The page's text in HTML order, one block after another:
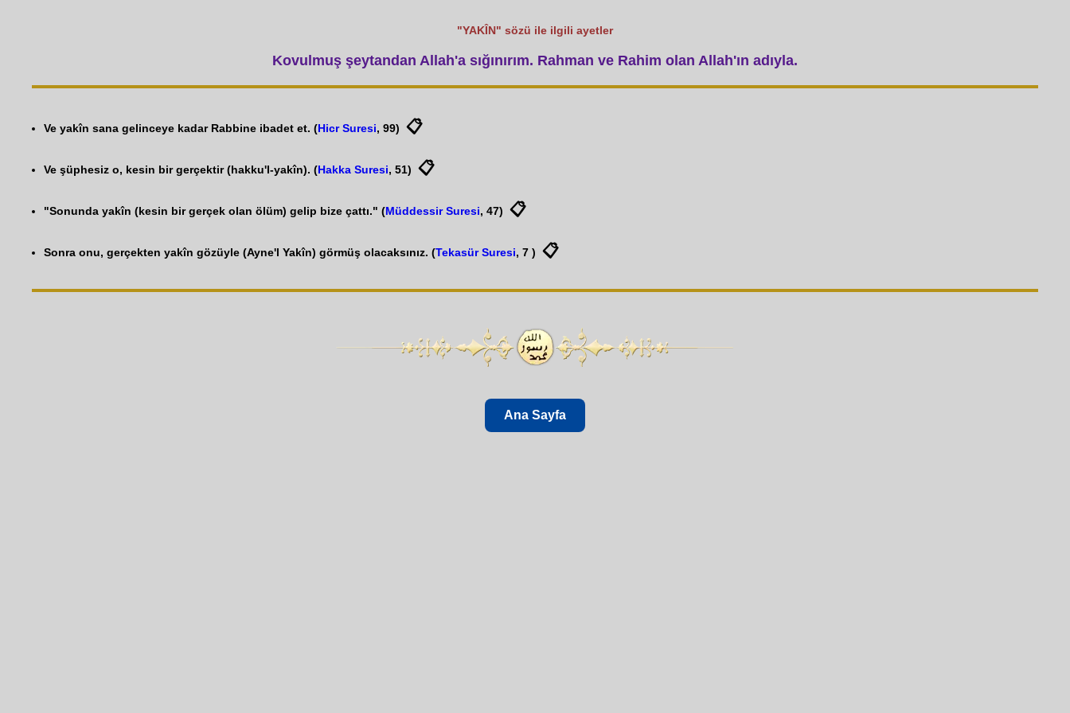
"YAKÎN" sözü ile ilgili ayetler
Kovulmuş şeytandan Allah'a sığınırım. Rahman ve Rahim olan Allah'ın adıyla.
Ve yakîn sana gelinceye kadar Rabbine ibadet et. (Hicr Suresi, 99) 📋
Ve şüphesiz o, kesin bir gerçektir (hakku'l-yakîn). (Hakka Suresi, 51) 📋
"Sonunda yakîn (kesin bir gerçek olan ölüm) gelip bize çattı." (Müddessir Suresi, 47) 📋
Sonra onu, gerçekten yakîn gözüyle (Ayne'l Yakîn) görmüş olacaksınız. (Tekasür Suresi, 7 ) 📋
Ana Sayfa